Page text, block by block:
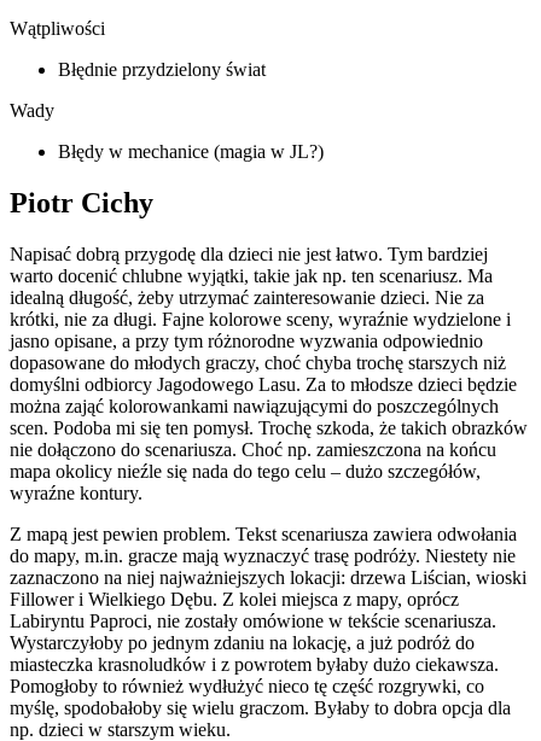
Wątpliwości
Błędnie przydzielony świat
Wady
Błędy w mechanice (magia w JL?)
Piotr Cichy
Napisać dobrą przygodę dla dzieci nie jest łatwo. Tym bardziej
warto docenić chlubne wyjątki, takie jak np. ten scenariusz. Ma
idealną długość, żeby utrzymać zainteresowanie dzieci. Nie za
krótki, nie za długi. Fajne kolorowe sceny, wyraźnie wydzielone i
jasno opisane, a przy tym różnorodne wyzwania odpowiednio
dopasowane do młodych graczy, choć chyba trochę starszych niż
domyślni odbiorcy Jagodowego Lasu. Za to młodsze dzieci będzie
można zająć kolorowankami nawiązującymi do poszczególnych
scen. Podoba mi się ten pomysł. Trochę szkoda, że takich obrazków
nie dołączono do scenariusza. Choć np. zamieszczona na końcu
mapa okolicy nieźle się nada do tego celu – dużo szczegółów,
wyraźne kontury.
Z mapą jest pewien problem. Tekst scenariusza zawiera odwołania
do mapy, m.in. gracze mają wyznaczyć trasę podróży. Niestety nie
zaznaczono na niej najważniejszych lokacji: drzewa Liścian, wioski
Fillower i Wielkiego Dębu. Z kolei miejsca z mapy, oprócz
Labiryntu Paproci, nie zostały omówione w tekście scenariusza.
Wystarczyłoby po jednym zdaniu na lokację, a już podróż do
miasteczka krasnoludków i z powrotem byłaby dużo ciekawsza.
Pomogłoby to również wydłużyć nieco tę część rozgrywki, co
myślę, spodobałoby się wielu graczom. Byłaby to dobra opcja dla
np. dzieci w starszym wieku.